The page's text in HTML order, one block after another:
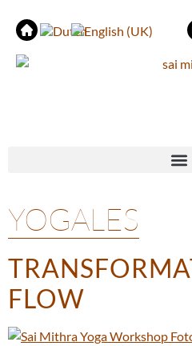
YOGALES
FLOW